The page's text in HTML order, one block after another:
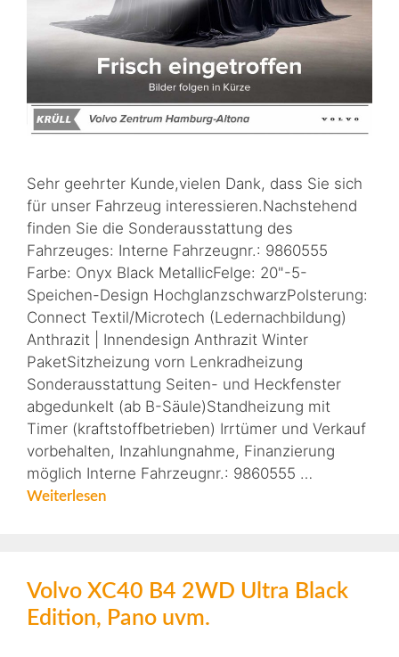
Sehr geehrter Kunde,vielen Dank, dass Sie sich
für unser Fahrzeug interessieren.Nachstehend
finden Sie die Sonderausstattung des
Fahrzeuges: Interne Fahrzeugnr.: 9860555
Farbe: Onyx Black MetallicFelge: 20"-5-
Speichen-Design HochglanzschwarzPolsterung:
Connect Textil/Microtech (Ledernachbildung)
Anthrazit | Innendesign Anthrazit Winter
PaketSitzheizung vorn Lenkradheizung
Sonderausstattung Seiten- und Heckfenster
abgedunkelt (ab B-Säule)Standheizung mit
Timer (kraftstoffbetrieben) Irrtümer und Verkauf
vorbehalten, Inzahlungnahme, Finanzierung
möglich Interne Fahrzeugnr.: 9860555 …
Weiterlesen
Volvo XC40 B4 2WD Ultra Black
Edition, Pano uvm.